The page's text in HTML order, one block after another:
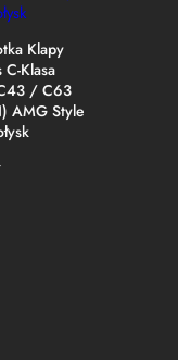
Klapy
Klasa
/ C63
AMG Style